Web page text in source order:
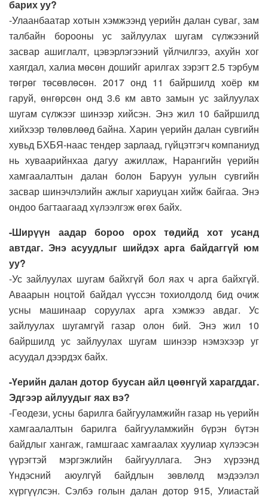
барих уу?
-Улаанбаатар хотын хэмжээнд үерийн далан суваг, зам
талбайн борооны ус зайлуулах шугам сүлжээний
засвар ашиглалт, цэвэрлэгээний үйлчилгээ, ахуйн хог
хаягдал, халиа мөсөн дошийг арилгах зэрэгт 2.5 тэрбум
төгрөг төсөвлөсөн. 2017 онд 11 байршилд хоёр км
гаруй, өнгөрсөн онд 3.6 км авто замын ус зайлуулах
шугам сүлжээг шинээр хийсэн. Энэ жил 10 байршилд
хийхээр төлөвлөөд байна. Харин үерийн далан сувгийн
хувьд БХБЯ-наас тендер зарлаад, гүйцэтгэгч компаниуд
нь хуваарийнхаа дагуу ажиллаж, Нарангийн үерийн
хамгаалалтын далан болон Баруун уулын сувгийн
засвар шинэчлэлийн ажлыг хариуцан хийж байгаа. Энэ
ондоо багтаагаад хүлээлгэж өгөх байх.
-Ширүүн аадар бороо орох төдийд хот усанд
автдаг. Энэ асуудлыг шийдэх арга байдаггүй юм
уу?
-Ус зайлуулах шугам байхгүй бол яах ч арга байхгүй.
Аваарын ноцтой байдал үүссэн тохиолдолд бид очиж
усны машинаар соруулах арга хэмжээ авдаг. Ус
зайлуулах шугамгүй газар олон бий. Энэ жил 10
байршилд ус зайлуулах шугам шинээр нэмэхээр уг
асуудал дээрдэх байх.
-Үерийн далан дотор буусан айл цөөнгүй харагддаг.
Эдгээр айлуудыг яах вэ?
-Геодези, усны барилга байгууламжийн газар нь үерийн
хамгаалалтын барилга байгууламжийн бүрэн бүтэн
байдлыг хангаж, гамшгаас хамгаалах хуулиар хүлээсэн
үүрэгтэй мэргэжлийн байгууллага. Энэ хүрээнд
Үндэсний аюулгүй байдлын зөвлөлд мэдээлэл
хүргүүлсэн. Сэлбэ голын далан дотор 915, Улиастай